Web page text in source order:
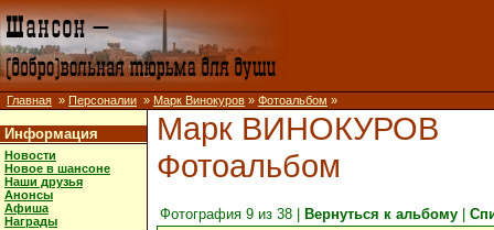
Главная » Персоналии » Марк Винокуров » Фотоальбом »
Информация
Новости
Новое в шансоне
Наши друзья
Анонсы
Афиша
Награды
Марк ВИНОКУРОВ
Фотоальбом
Фотография 9 из 38 | Вернуться к альбому